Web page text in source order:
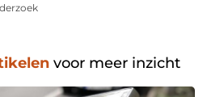
voor meer inzicht